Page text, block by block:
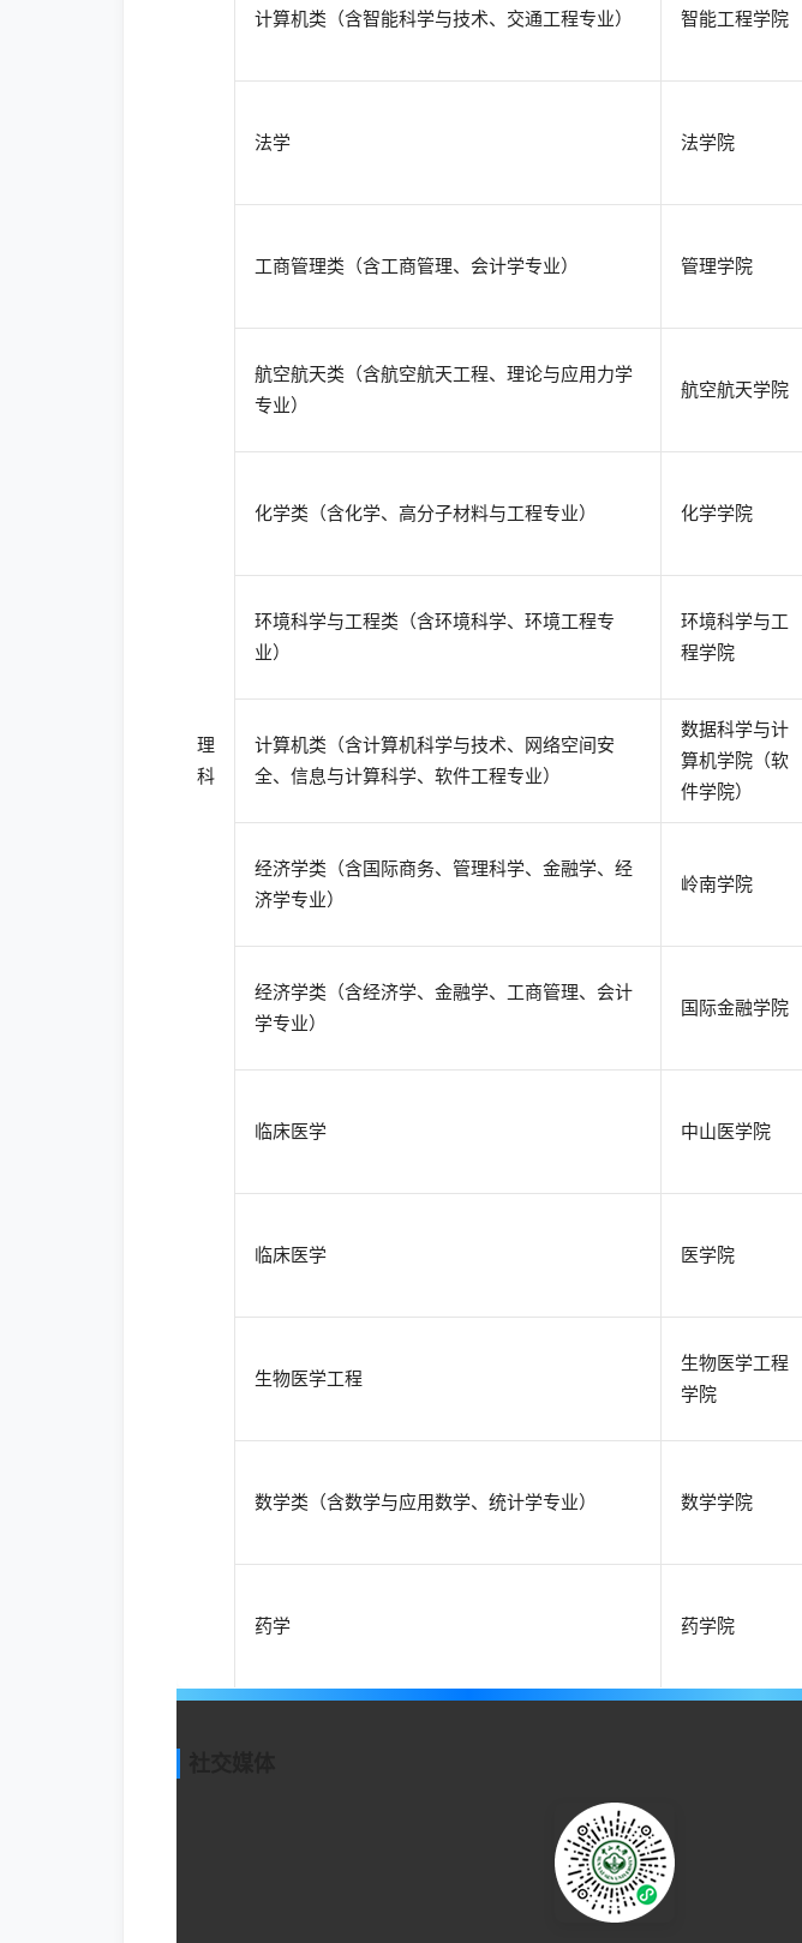
理
科
计算机类（含智能科学与技术、交通工程专业） 智能工程学院
法学 法学院
工商管理类（含工商管理、会计学专业） 管理学院
航空航天类（含航空航天工程、理论与应用力学
专业）
航空航天学院
化学类（含化学、高分子材料与工程专业） 化学学院
环境科学与工程类（含环境科学、环境工程专
业）
环境科学与工
程学院
计算机类（含计算机科学与技术、网络空间安
全、信息与计算科学、软件工程专业）
数据科学与计
算机学院（软
件学院）
经济学类（含国际商务、管理科学、金融学、经
济学专业）
岭南学院
经济学类（含经济学、金融学、工商管理、会计
学专业）
国际金融学院
临床医学 中山医学院
临床医学 医学院
生物医学工程
生物医学工程
学院
数学类（含数学与应用数学、统计学专业） 数学学院
药学 药学院